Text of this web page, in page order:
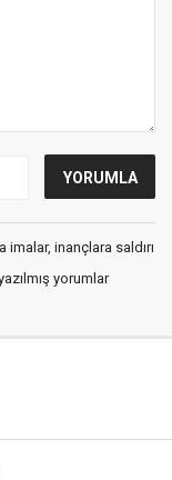
inançlara saldırı
yorumlar